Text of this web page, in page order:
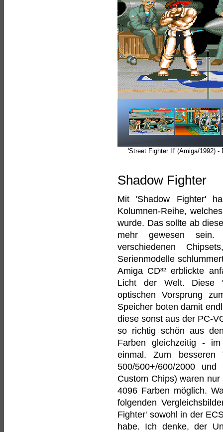
'Street Fighter II' (Amiga/1992) -
Shadow Fighter
Mit 'Shadow Fighter'
Kolumnen-Reihe,
wurde. Das sollte ab
mehr gewesen sein.
verschiedenen
Serienmodelle
Amiga CD³² erblickte
Licht der Welt. Diese
optischen Vorsprung
Speicher boten damit
diese sonst aus der PC-
so richtig schön aus
Farben gleichzeitig -
einmal. Zum besseren
500/500+/600/2000
Custom Chips) waren
4096 Farben möglich.
folgenden
Fighter' sowohl in der
habe. Ich denke, der